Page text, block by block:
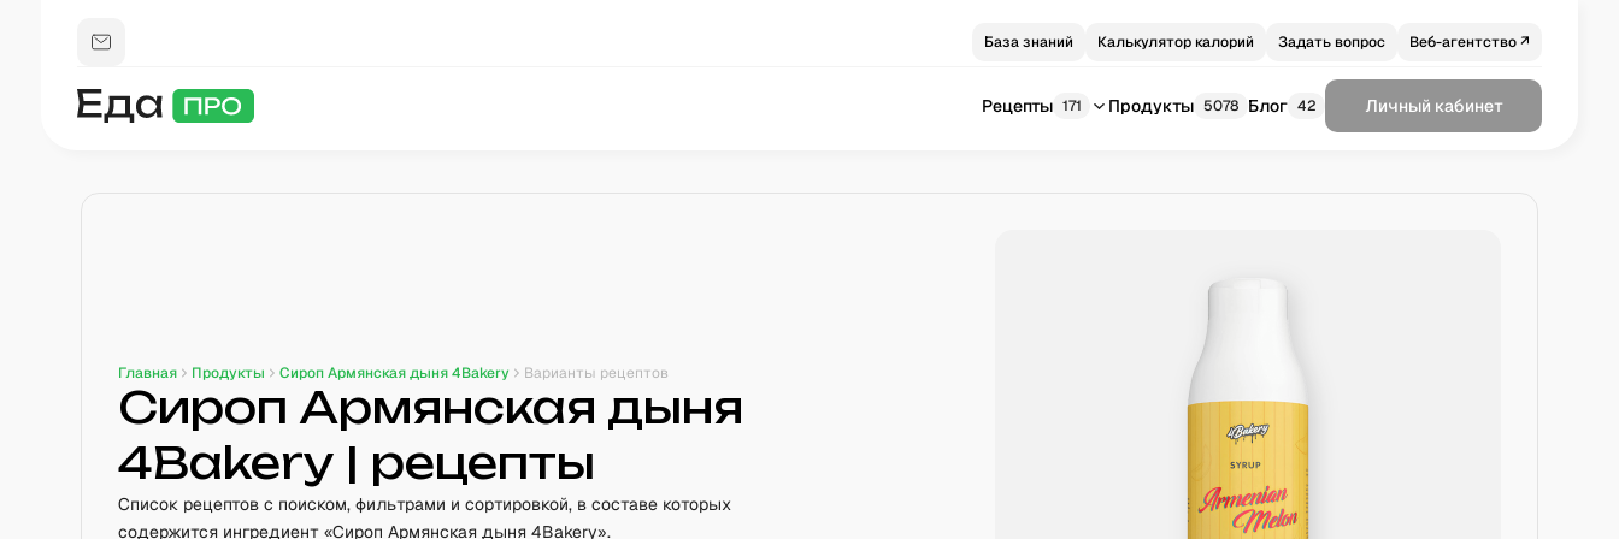
База знаний Калькулятор калорий Задать вопрос Веб-агентство ↗
Рецепты 171 Продукты 5078 Блог 42 Личный кабинет
Главная Продукты Сироп Армянская дыня 4Bakery Варианты рецептов
Сироп Армянская дыня
4Bakery | рецепты
Список рецептов с поиском, фильтрами и сортировкой, в составе которых
содержится ингредиент «Сироп Армянская дыня 4Bakery».